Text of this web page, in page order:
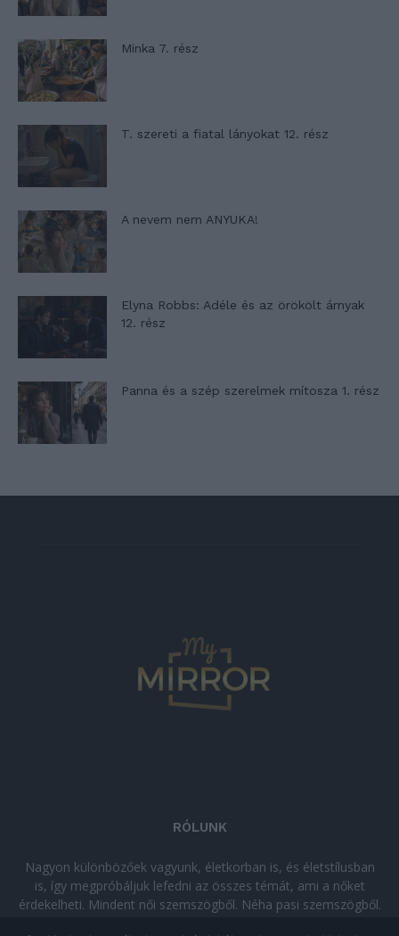
Minka 7. rész
T. szereti a fiatal lányokat 12. rész
A nevem nem ANYUKA!
Elyna Robbs: Adéle és az örökölt árnyak
12. rész
Panna és a szép szerelmek mítosza 1. rész
RÓLUNK
Nagyon különbözőek vagyunk, életkorban is, és életstílusban
is, így megpróbáljuk lefedni az összes témát, ami a nőket
érdekelheti. Mindent női szemszögből. Néha pasi szemszögből.